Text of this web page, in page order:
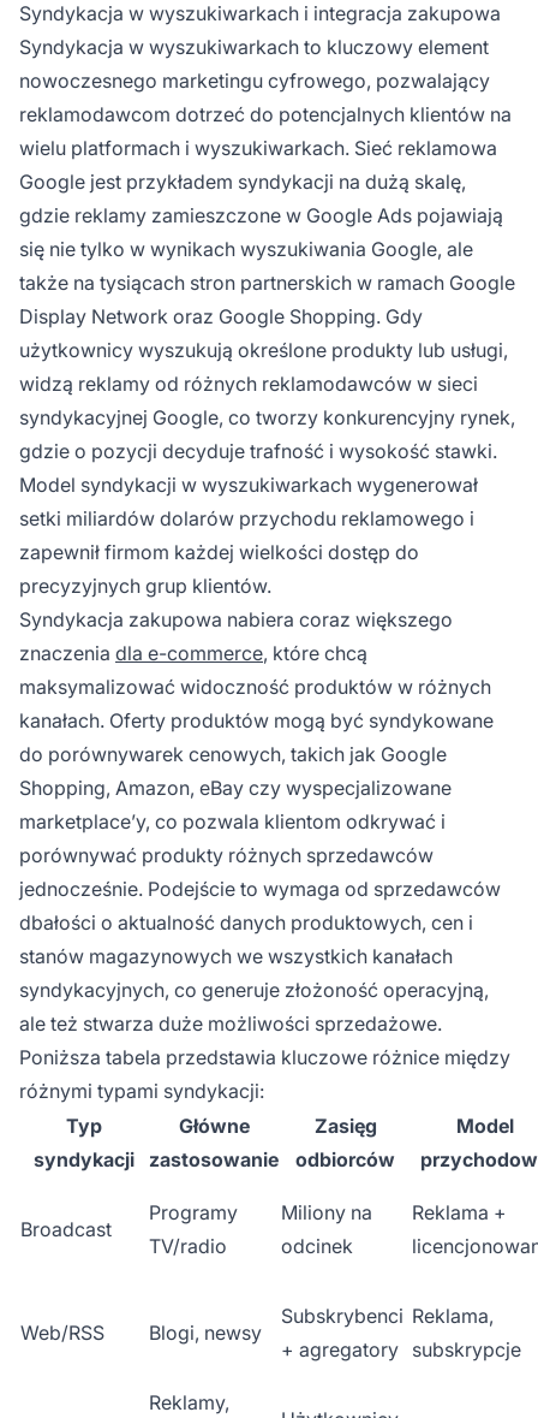
Syndykacja w wyszukiwarkach i integracja zakupowa
Syndykacja w wyszukiwarkach to kluczowy element
nowoczesnego marketingu cyfrowego, pozwalający
reklamodawcom dotrzeć do potencjalnych klientów na
wielu platformach i wyszukiwarkach. Sieć reklamowa
Google jest przykładem syndykacji na dużą skalę,
gdzie reklamy zamieszczone w Google Ads pojawiają
się nie tylko w wynikach wyszukiwania Google, ale
także na tysiącach stron partnerskich w ramach Google
Display Network oraz Google Shopping. Gdy
użytkownicy wyszukują określone produkty lub usługi,
widzą reklamy od różnych reklamodawców w sieci
syndykacyjnej Google, co tworzy konkurencyjny rynek,
gdzie o pozycji decyduje trafność i wysokość stawki.
Model syndykacji w wyszukiwarkach wygenerował
setki miliardów dolarów przychodu reklamowego i
zapewnił firmom każdej wielkości dostęp do
precyzyjnych grup klientów.
Syndykacja zakupowa nabiera coraz większego
znaczenia dla e-commerce, które chcą
maksymalizować widoczność produktów w różnych
kanałach. Oferty produktów mogą być syndykowane
do porównywarek cenowych, takich jak Google
Shopping, Amazon, eBay czy wyspecjalizowane
marketplace’y, co pozwala klientom odkrywać i
porównywać produkty różnych sprzedawców
jednocześnie. Podejście to wymaga od sprzedawców
dbałości o aktualność danych produktowych, cen i
stanów magazynowych we wszystkich kanałach
syndykacyjnych, co generuje złożoność operacyjną,
ale też stwarza duże możliwości sprzedażowe.
Poniższa tabela przedstawia kluczowe różnice między
różnymi typami syndykacji:
Typ
syndykacji
Główne
zastosowanie
Zasięg
odbiorców
Model
Broadcast
Programy
TV/radio
Miliony na
odcinek
Reklama +
Web/RSS Blogi, newsy
Subskrybenci
+ agregatory
Reklama,
subskrypcje
Reklamy,